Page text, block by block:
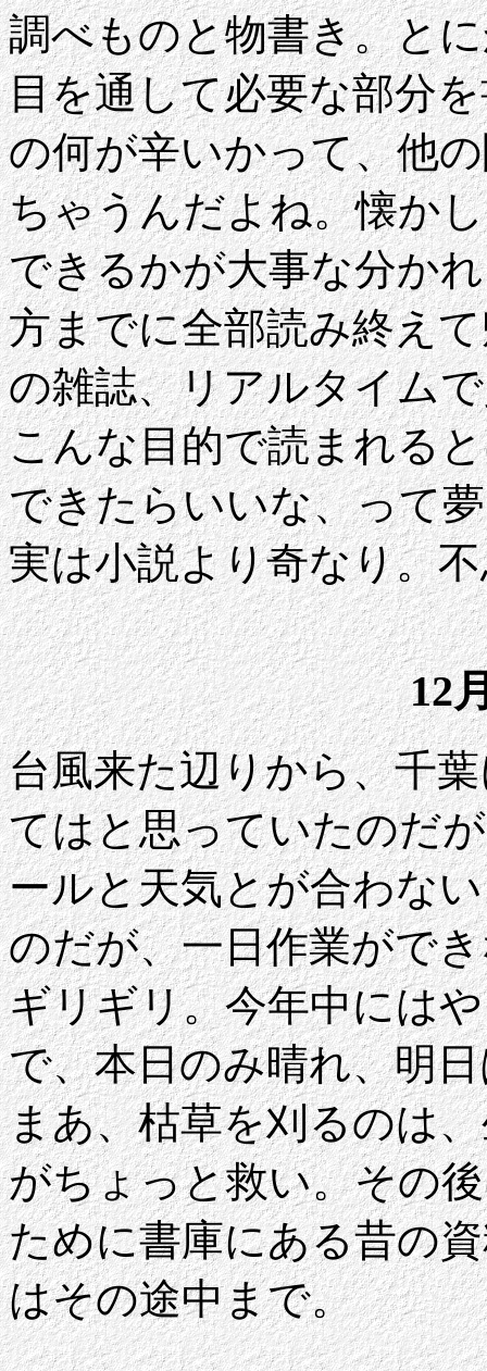
調べものと物書き。と
目を通して必要な部分
の何が辛いかって、他
ちゃうんだよね。懐か
できるかが大事な分か
方までに全部読み終え
の雑誌、リアルタイム
こんな目的で読まれる
できたらいいな、って
実は小説より奇なり。
12
台風来た辺りから、千
てはと思っていたのだ
ールと天気とが合わな
のだが、一日作業がで
ギリギリ。今年中には
で、本日のみ晴れ、明
まあ、枯草を刈るのは
がちょっと救い。その
ために書庫にある昔の
はその途中まで。